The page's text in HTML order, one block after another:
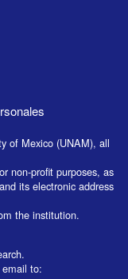
of Mexico (UNAM), all
non-profit purposes, as
its electronic address
the institution.
to: